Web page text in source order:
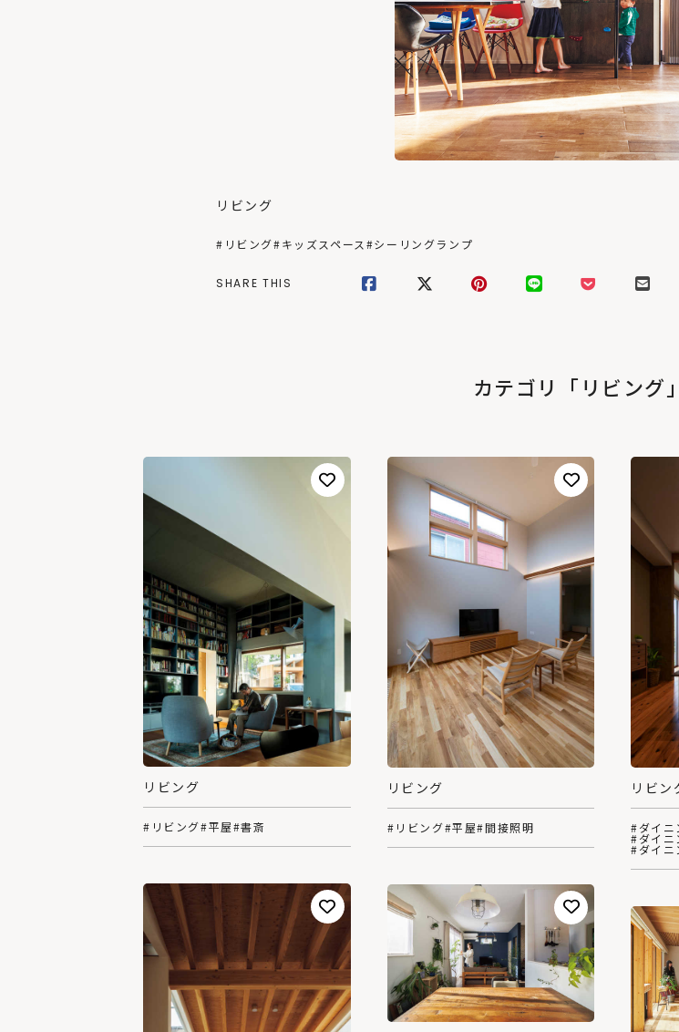
リビング
#リビング#キッズスペース #シーリングランプ
SHARE THIS
カテゴリ「リビング
リビング
#リビング#平屋#書斎
リビング
#リビング#平屋#間接照明
リビン
#ダイニ
#ダイニ
#ダイニ